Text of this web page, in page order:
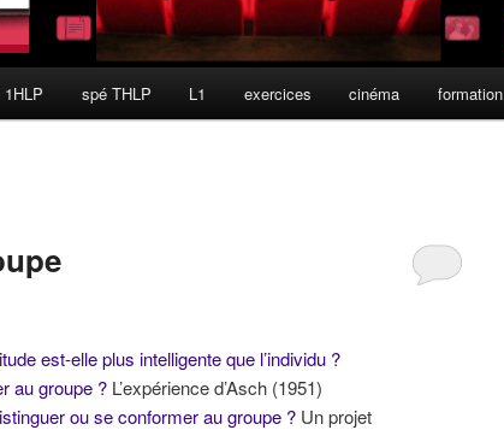
spé THLP L1 exercices cinéma formation
est-elle plus intelligente que l’individu ?
au groupe ?L’expérience d’Asch (1951)
ou se conformer au groupe ?Un projet